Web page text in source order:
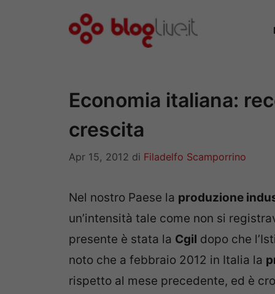
Economia italiana:
crescita
Apr 15, 2012 di Filadelfo Scamporrino
Nel nostro Paese la produzione
un’intensità tale come non si
presente è stata la Cgil dopo che
noto che a febbraio 2012 in Italia la
rispetto al mese precedente, ed è